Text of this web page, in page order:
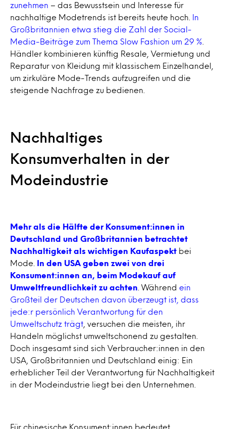
zunehmen – das Bewusstsein und Interesse für
nachhaltige Modetrends ist bereits heute hoch.
In
Großbritannien etwa stieg die Zahl der Social-
Media-Beiträge zum Thema Slow Fashion um 29 %
Händler kombinieren künftig Resale, Vermietung und
Reparatur von Kleidung mit klassischem Einzelhandel,
um zirkuläre Mode-Trends aufzugreifen und die
steigende Nachfrage zu bedienen.
Nachhaltiges
Konsumverhalten in der
Modeindustrie
Mehr als die Hälfte der Konsument:innen in
Deutschland und Großbritannien betrachtet
Nachhaltigkeit als wichtigen Kaufaspekt bei
Mode.
In den USA geben zwei von drei
Konsument:innen an, beim Modekauf auf
Umweltfreundlichkeit zu achten . Während ein
Großteil der Deutschen davon überzeugt ist, dass
jede:r persönlich Verantwortung für den
Umweltschutz trägt , versuchen die meisten, ihr
Handeln möglichst umweltschonend zu gestalten.
Doch insgesamt sind sich Verbraucher:innen in den
USA, Großbritannien und Deutschland einig: Ein
erheblicher Teil der Verantwortung für Nachhaltigkeit
in der Modeindustrie liegt bei den Unternehmen.
Für chinesische Konsument:innen bedeutet